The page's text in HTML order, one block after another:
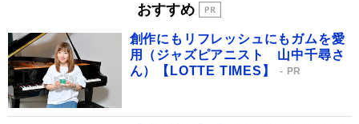
おすすめ
創作にもリフレッシュにもガムを愛
用（ジャズピアニスト 山中千尋さ
ん）【LOTTE TIMES】
PR